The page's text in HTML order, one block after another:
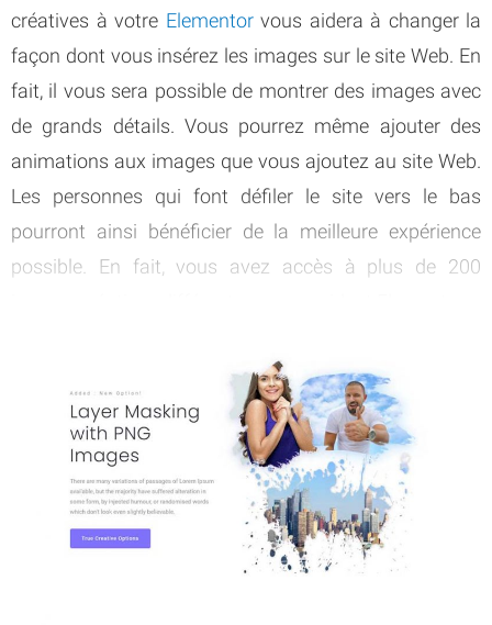
créatives à votre Elementorvous aidera à changer la
façon dont vous insérez les images sur le site Web. En
fait, il vous sera possible de montrer des images avec
de grands détails. Vous pourrez même ajouter des
animations aux images que vous ajoutez au site Web.
Les personnes qui font défiler le site vers le bas
pourront ainsi bénéficier de la meilleure expérience
possible. En fait, vous avez accès à plus de 200
Effets de survol et de défilement avancés
Options de parallaxe, d'inclinaison et d'infobulle
Structure basée sur la couche d'élite